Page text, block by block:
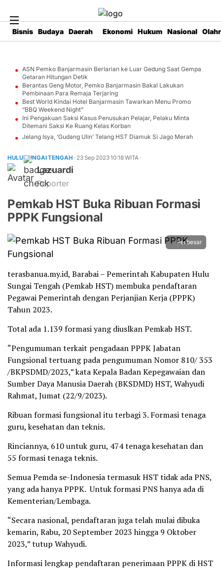
Bisnis Budaya Daerah Ekonomi Hukum Nasional
ASN Pemko Banjarmasin Berlarian ke Luar Gedung Saat Gempa
Getaran Hitungan Detik
Berantas Geng Motor, Pemko Banjarmasin Bakal Lakukan
Pembinaan Para Remaja Terjaring
Best World Kindai Hotel Banjarmasin Tawarkan Menu Promo
“BBQ Weekend Night”
Ini Pengakuan Saksi Kasus Penusukan Pelajar, Pelaku Minta
Ditemani Saksi Ke Ruang Kelas Korban
Jelang Isya, ‘Gudang Ulin’ Telang HST Diamuk Si Jago Merah
HULU SUNGAI TENGAH · 23 Sep 202310:18WITA ·
Lazuardi
Reporter
Pemkab HST Buka Ribuan Formasi
PPPK Fungsional
Perbesar
terasbanua.my.id, Barabai – Pemerintah Kabupaten Hulu
Sungai Tengah (Pemkab HST) membuka pendaftaran
Pegawai Pemerintah dengan Perjanjian Kerja (PPPK)
Tahun 2023.
Total ada 1.139 formasi yang diuslkan Pemkab HST.
“Pengumuman terkait pengadaan PPPK Jabatan
Fungsional tertuang pada pengumuman Nomor 810/ 353
/BKPSDMD/2023,” kata Kepala Badan Kepegawaian dan
Sumber Daya Manusia Daerah (BKSDMD) HST, Wahyudi
Rahmat, Jumat (22/9/2023).
Ribuan formasi fungsional itu terbagi 3. Formasi tenaga
guru, kesehatan dan teknis.
Rinciannya, 610 untuk guru, 474 tenaga kesehatan dan
55 formasi tenaga teknis.
Semua Pemda se-Indonesia termasuk HST tidak ada PNS,
yang ada hanya PPPK. Untuk formasi PNS hanya ada di
Kementerian/Lembaga.
“Secara nasional, pendaftaran juga telah mulai dibuka
kemarin, Rabu, 20 September 2023 hingga 9 Oktober
2023,” tutup Wahyudi.
Informasi lengkap pendaftaran penerimaan PPPK di HST